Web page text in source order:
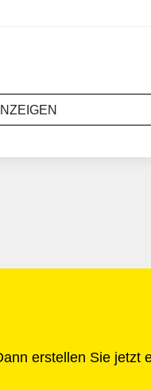
erstellen Sie jetzt